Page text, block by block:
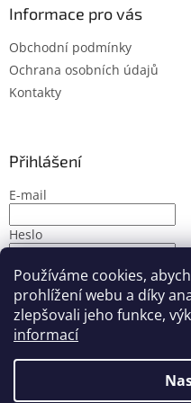
Používáme cookies,
prohlížení webu a díky
zlepšovali jeho funkce,
informací
Informace pro vás
Obchodní podmínky
Ochrana osobních údajů
Kontakty
Přihlášení
E-mail
Heslo
PŘIHLÁSIT SE
Nová registraceZapomenuté